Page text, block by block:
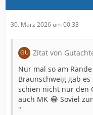
30. März 2026 um 00:33
Zitat von
Nur mal so am
Braunschweig gab es
schien nicht nur den
auch MK 😂 Soviel
"